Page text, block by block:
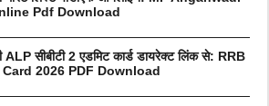
Pdf Download
सीबीटी 2 एडमिट कार्ड डायरेक्ट लिंक से: RRB
2026 PDF Download